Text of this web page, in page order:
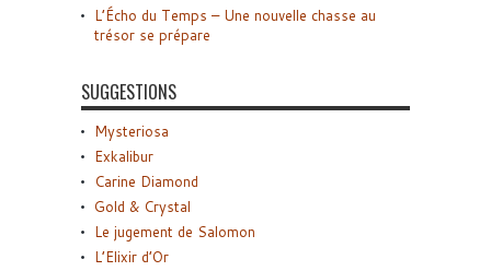
L’Écho du Temps – Une nouvelle chasse au
trésor se prépare
SUGGESTIONS
Mysteriosa
Exkalibur
Carine Diamond
Gold & Crystal
Le jugement de Salomon
L’Elixir d’Or